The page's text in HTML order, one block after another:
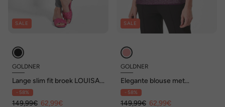
SALE
GOLDNER
Lange slim fit broek LOUISA
in zwart
- 58%
149,99€ 62,99€
SALE
GOLDNER
Elegante blouse met
glanseffect
- 58%
149,99€ 62,99€